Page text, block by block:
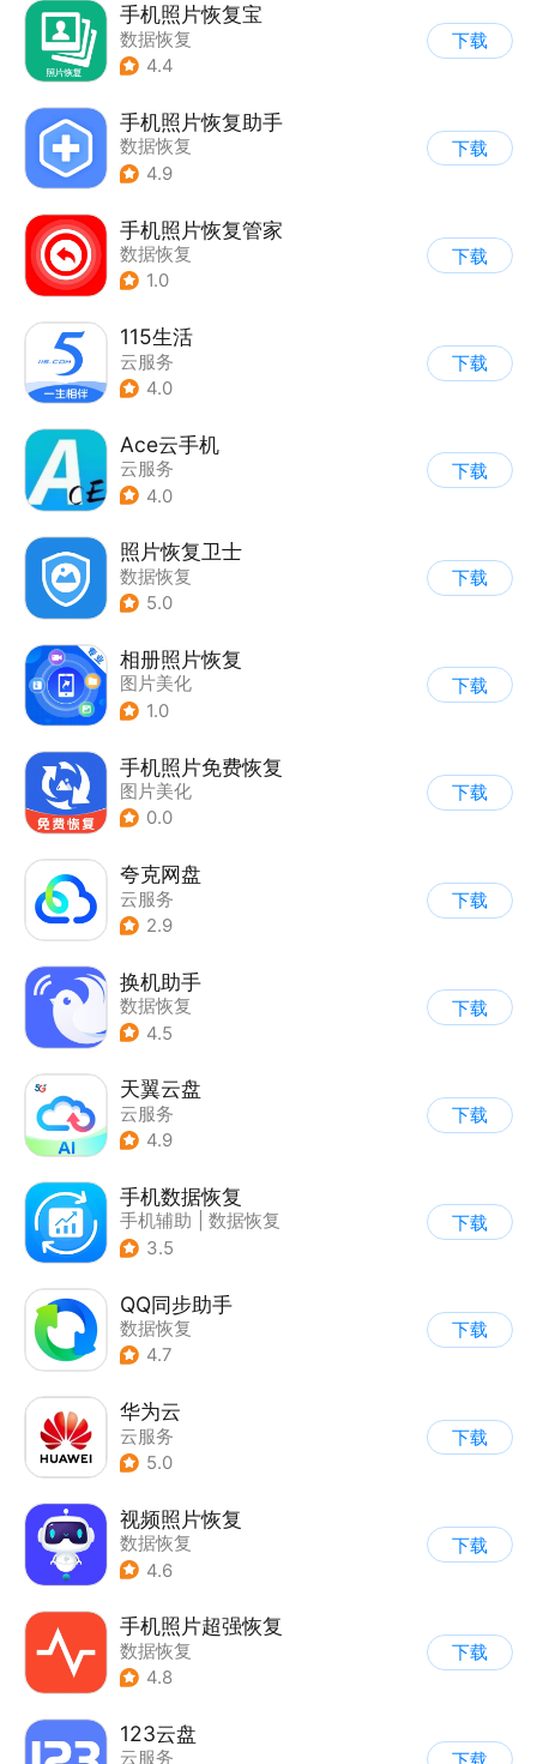
手机照片恢复宝
数据恢复
4.4
下载
手机照片恢复助手
数据恢复
4.9
下载
手机照片恢复管家
数据恢复
1.0
下载
115生活
云服务
4.0
下载
Ace云手机
云服务
4.0
下载
照片恢复卫士
数据恢复
5.0
下载
相册照片恢复
图片美化
1.0
下载
手机照片免费恢复
图片美化
0.0
下载
夸克网盘
云服务
2.9
下载
换机助手
数据恢复
4.5
下载
天翼云盘
云服务
4.9
下载
手机数据恢复
手机辅助
数据恢复
3.5
下载
QQ同步助手
数据恢复
4.7
下载
华为云
云服务
5.0
下载
视频照片恢复
数据恢复
4.6
下载
手机照片超强恢复
数据恢复
4.8
下载
123云盘
云服务
下载